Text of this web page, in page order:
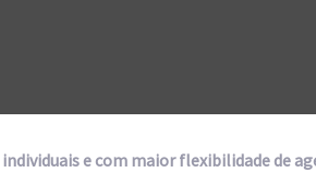
e com maior flexibilidade de